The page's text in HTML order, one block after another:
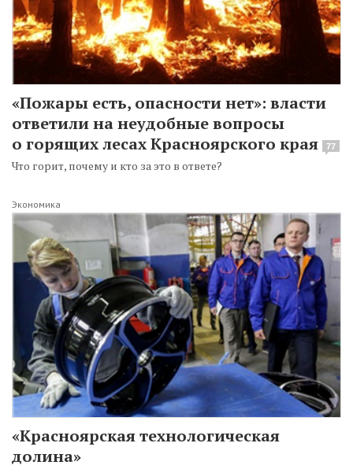
«Пожары есть, опасности нет»: власти
ответили на неудобные вопросы
о горящих лесах Красноярского края
77
Что горит, почему и кто за это в ответе?
Экономика
«Красноярская технологическая
долина»